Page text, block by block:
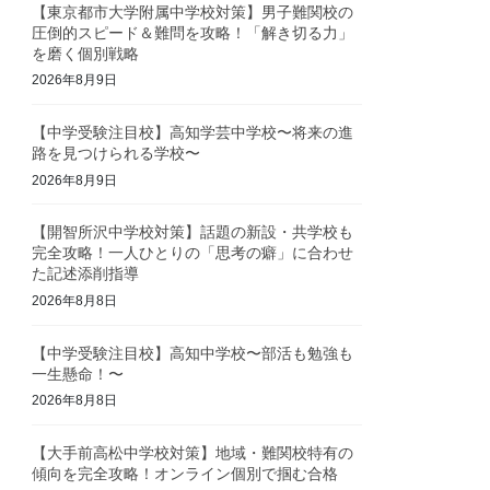
【東京都市大学附属中学校対策】男子難関校の
圧倒的スピード＆難問を攻略！「解き切る力」
を磨く個別戦略
2026年8月9日
【中学受験注目校】高知学芸中学校〜将来の進
路を見つけられる学校〜
2026年8月9日
【開智所沢中学校対策】話題の新設・共学校も
完全攻略！一人ひとりの「思考の癖」に合わせ
た記述添削指導
2026年8月8日
【中学受験注目校】高知中学校〜部活も勉強も
一生懸命！〜
2026年8月8日
【大手前高松中学校対策】地域・難関校特有の
傾向を完全攻略！オンライン個別で掴む合格